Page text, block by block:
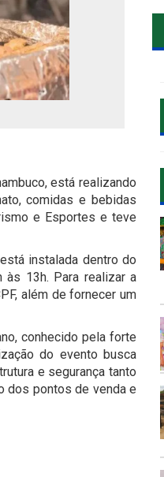
está realizando
comidas e bebidas
e Esportes e teve
instalada dentro do
às 13h. Para realizar a
além de fornecer um
conhecido pela forte
do evento busca
e segurança tanto
dos pontos de venda e